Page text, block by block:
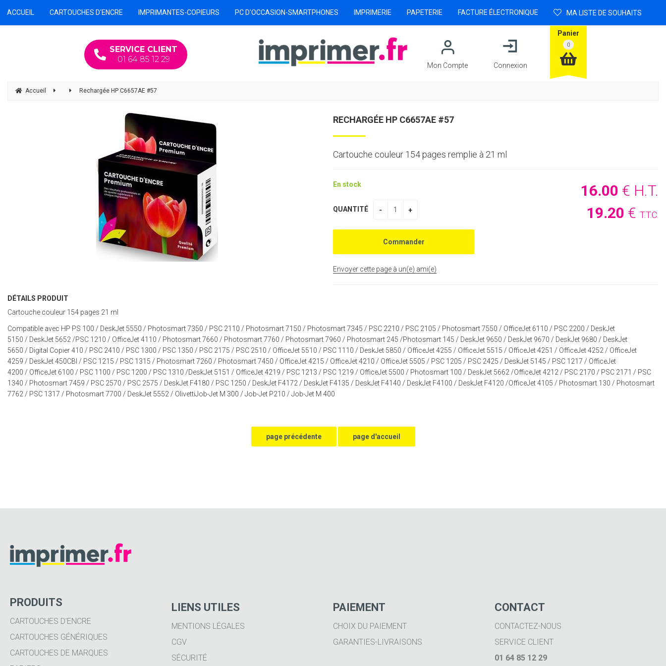
SERVICE CLIENT
01 64 85 12 29
Mon Compte Connexion
Panier
ACCUEIL CARTOUCHES D'ENCRE IMPRIMANTES-COPIEURS PC D'OCCASION-SMARTPHONES IMPRIMERIE PAPETERIE FACTURE ÉLECTRONIQUE MA LISTE DE SOUHAITS
Accueil Rechargée HP C6657AE #57
RECHARGÉE HP C6657AE #57
Cartouche couleur 154 pages remplie à 21 ml
16.00 € H.T.
19.20 € T.T.C.
En stock
QUANTITÉ
Envoyer cette page à un(e) ami(e)
DÉTAILS PRODUIT
Cartouche couleur 154 pages 21 ml
Compatible avec HP PS 100 / DeskJet 5550 / Photosmart 7350 / PSC 2110 / Photosmart 7150 / Photosmart 7345 / PSC 2210 / PSC 2105 / Photosmart 7550 / OfficeJet 6110 / PSC 2200 / DeskJet
5150 / DeskJet 5652 /PSC 1210 / OfficeJet 4110 / Photosmart 7660 / Photosmart 7760 / Photosmart 7960 / Photosmart 245 /Photosmart 145 / DeskJet 9650 / DeskJet 9670 / DeskJet 9680 / DeskJet
5650 / Digital Copier 410 / PSC 2410 / PSC 1300 / PSC 1350 / PSC 2175 / PSC 2510 / OfficeJet 5510 / PSC 1110 / DeskJet 5850 / OfficeJet 4255 / OfficeJet 5515 / OfficeJet 4251 / OfficeJet 4252 / OfficeJet
4259 / DeskJet 450CBI / PSC 1215 / PSC 1315 / Photosmart 7260 / Photosmart 7450 / OfficeJet 4215 / OfficeJet 4210 / OfficeJet 5505 / PSC 1205 / PSC 2425 / DeskJet 5145 / PSC 1217 / OfficeJet
4200 / OfficeJet 6100 / PSC 1100 / PSC 1200 / PSC 1310 /DeskJet 5151 / OfficeJet 4219 / PSC 1213 / PSC 1219 / OfficeJet 5500 / Photosmart 100 / DeskJet 5662 /OfficeJet 4212 / PSC 2170 / PSC 2171 / PSC
1340 / Photosmart 7459 / PSC 2570 / PSC 2575 / DeskJet F4180 / PSC 1250 / DeskJet F4172 / DeskJet F4135 / DeskJet F4140 / DeskJet F4100 / DeskJet F4120 /OfficeJet 4105 / Photosmart 130 / Photosmart
7762 / PSC 1317 / Photosmart 7700 / DeskJet 5552 / OlivettiJob-Jet M 300 / Job-Jet P210 / Job-Jet M 400
PRODUITS
CARTOUCHES D'ENCRE
CARTOUCHES GÉNÉRIQUES
CARTOUCHES DE MARQUES
LIENS UTILES
MENTIONS LÉGALES
CGV
SÉCURITÉ
PAIEMENT
CHOIX DU PAIEMENT
GARANTIES-LIVRAISONS
CONTACT
CONTACTEZ-NOUS
SERVICE CLIENT
01 64 85 12 29